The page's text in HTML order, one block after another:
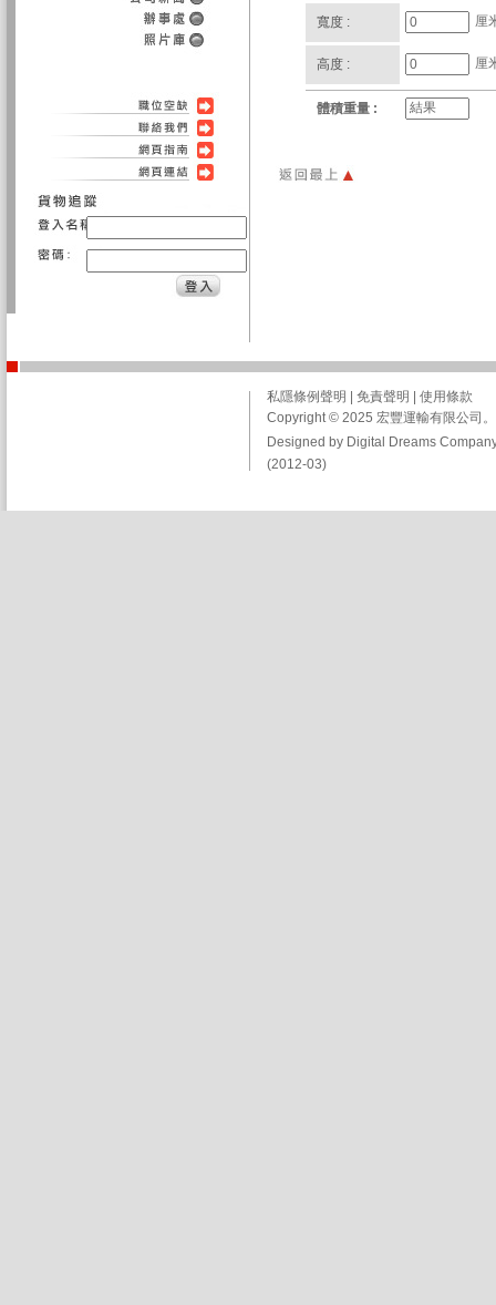
寬度 :
高度 :
體積重量 :
私隱條例聲明 | 免責聲明 | 使用條款
Copyright © 2025 宏豐運輸有限公司
Designed by Digital Dreams
(2012-03)